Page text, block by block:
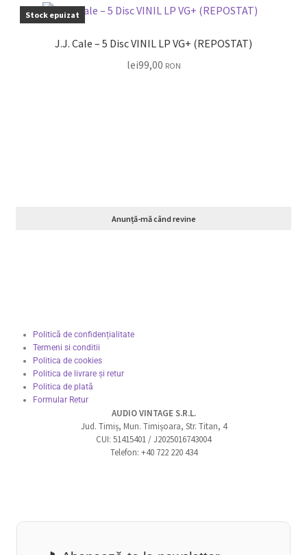
Stock epuizat
J.J. Cale – 5 Disc VINIL LP VG+ (REPOSTAT)
lei99,00 RON
Anunță-mă când revine
Politică de confidențialitate
Termeni si conditii
Politica de cookies
Politica de livrare și retur
Politica de plată
Formular Retur
AUDIO VINTAGE S.R.L.
Jud. Timiș, Mun. Timișoara, Str. Titan, 4
CUI: 51415401 / J2025016743004
Telefon: +40 722 220 434